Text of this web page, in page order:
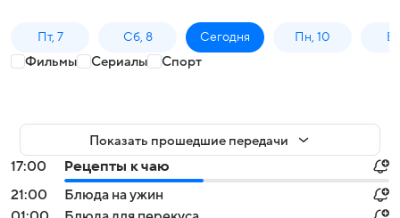
Пт, 7 Сб, 8 Сегодня Пн, 10
Фильмы Сериалы Спорт
Показать прошедшие передачи
17:00
Рецепты к чаю
21:00
Блюда на ужин